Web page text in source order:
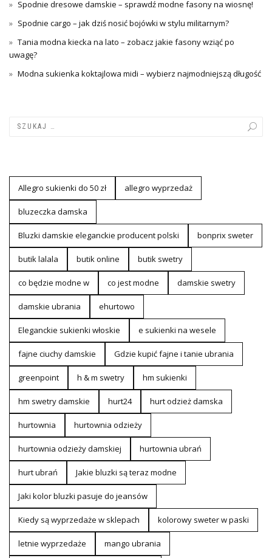
Spodnie dresowe damskie – sprawdź modne fasony na wiosnę!
Spodnie cargo – jak dziś nosić bojówki w stylu militarnym?
Tania modna kiecka na lato – zobacz jakie fasony wziąć po
uwagę?
Modna sukienka koktajlowa midi – wybierz najmodniejszą długość
Allegro sukienki do 50 zł allegro wyprzedaż
bluzeczka damska
Bluzki damskie eleganckie producent polski bonprix sweter
butik lalala butik online butik swetry
co będzie modne w co jest modne damskie swetry
damskie ubrania ehurtowo
Eleganckie sukienki włoskie e sukienki na wesele
fajne ciuchy damskie Gdzie kupić fajne i tanie ubrania
greenpoint h & m swetry hm sukienki
hm swetry damskie hurt24 hurt odzież damska
hurtownia hurtownia odzieży
hurtownia odzieży damskiej hurtownia ubrań
hurt ubrań Jakie bluzki są teraz modne
Jaki kolor bluzki pasuje do jeansów
Kiedy są wyprzedaże w sklepach kolorowy sweter w paski
letnie wyprzedaże mango ubrania